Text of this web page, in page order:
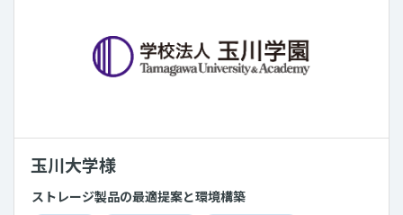
玉川大学様
ストレージ製品の最適提案と環境構築